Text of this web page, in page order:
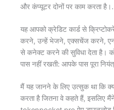
और कंप्यूटर दोनों पर काम करता है।.
यह आपको क्रेडिट कार्ड से
करने, उन्हें भेजने, एक्सचेंज करने,
से कनेक्ट करने की सुविधा देता है।
पास नहीं रखती: आपके पास पूरा
मैं यह जानने के लिए उत्सुक था कि
करता है जितना वे कहते हैं, इसलिए